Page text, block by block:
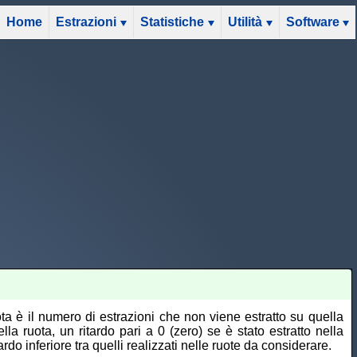
Home Estrazioni Statistiche Utilità Software
è il numero di estrazioni che non viene estratto su quella
ruota, un ritardo pari a 0 (zero) se è stato estratto nella
inferiore tra quelli realizzati nelle ruote da considerare.